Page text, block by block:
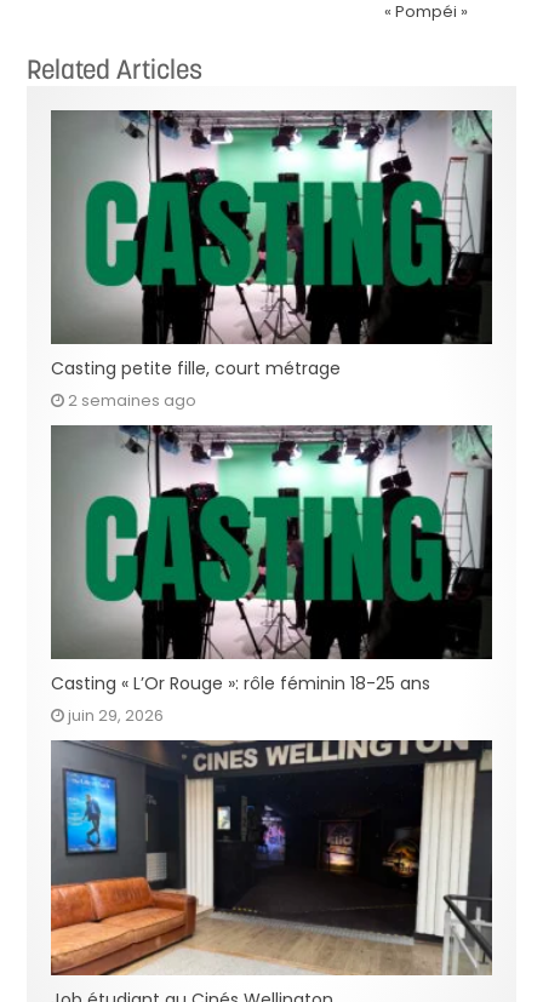
« Pompéi »
Related Articles
Casting petite fille, court métrage
2 semaines ago
Casting « L’Or Rouge »: rôle féminin 18-25 ans
juin 29, 2026